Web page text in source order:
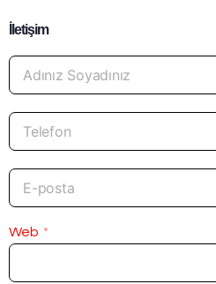
İletişim
Web